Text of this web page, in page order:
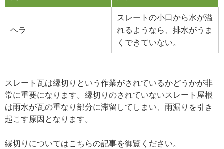
ヘラ
スレートの小口から水が溢
れるようなら、排水がうま
くできていない。
スレート瓦は縁切りという作業がされているかどうかが非
常に重要になります。縁切りのされていないスレート屋根
は雨水が瓦の重なり部分に滞留してしまい、雨漏りを引き
起こす原因となります。
縁切りについてはこちらの記事を御覧ください。